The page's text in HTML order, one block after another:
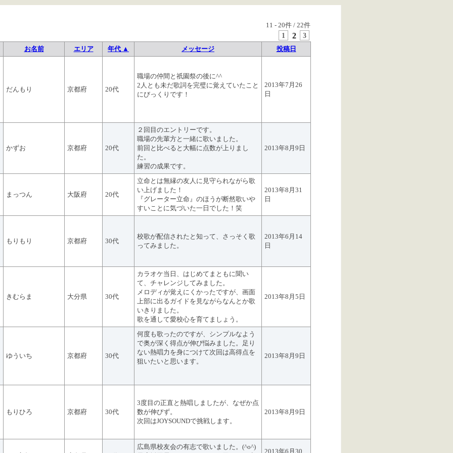
11 - 20件 / 22件
1 2 3
お名前 エリア 年代 ▲ メッセージ 投稿日
だんもり 京都府 20代
職場の仲間と祇園祭の後に^^
2人とも未だ歌詞を完璧に覚えていたこと
にびっくりです！
2013年7月26
日
かずお 京都府 20代
２回目のエントリーです。
職場の先輩方と一緒に歌いました。
前回と比べると大幅に点数が上りまし
た。
練習の成果です。
2013年8月9日
まっつん 大阪府 20代
立命とは無縁の友人に見守られながら歌
い上げました！
『グレーター立命』のほうが断然歌いや
すいことに気づいた一日でした！笑
2013年8月31
日
もりもり 京都府 30代
校歌が配信されたと知って、さっそく歌
ってみました。
2013年6月14
日
きむらま 大分県 30代
カラオケ当日、はじめてまともに聞い
て、チャレンジしてみました。
メロディが覚えにくかったですが、画面
上部に出るガイドを見ながらなんとか歌
いきりました。
歌を通して愛校心を育てましょう。
2013年8月5日
ゆういち 京都府 30代
何度も歌ったのですが、シンプルなよう
で奥が深く得点が伸び悩みました。足り
ない熱唱力を身につけて次回は高得点を
狙いたいと思います。
2013年8月9日
もりひろ 京都府 30代
3度目の正直と熱唱しましたが、なぜか点
数が伸びず。
次回はJOYSOUNDで挑戦します。
2013年8月9日
広島県校友会の有志で歌いました。(^o^)
2013年6月30